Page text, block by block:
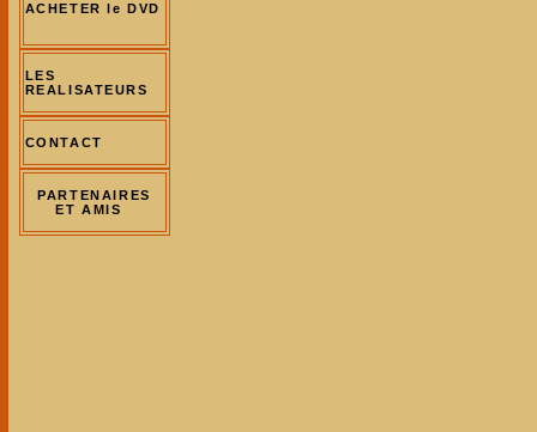
ACHETER le DVD
LES
REALISATEURS
CONTACT
PARTENAIRES
ET AMIS